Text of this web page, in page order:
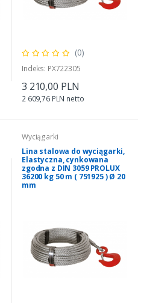
(0)
Indeks: PX722305
3 210,00 PLN
2 609,76 PLN netto
Wyciągarki
Lina stalowa do wyciągarki,
Elastyczna, cynkowana
zgodna z DIN 3059 PROLUX
36200 kg 50 m ( 751925 ) Ø 20
mm